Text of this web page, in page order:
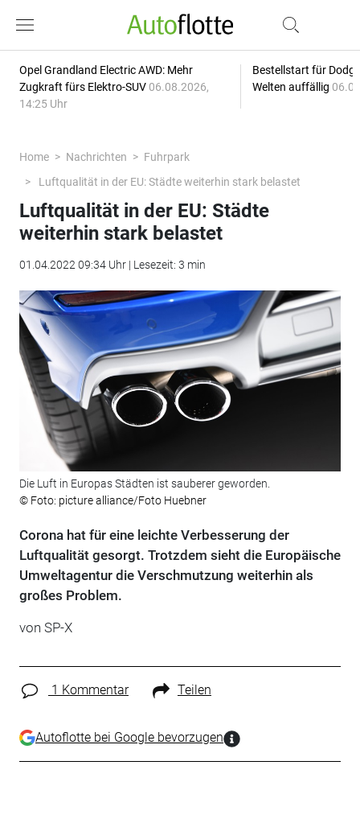
Opel Grandland Electric AWD: Mehr
Zugkraft fürs Elektro-SUV 06.08.2026,
14:25 Uhr
Bestellstart für
Welten auffällig
Home Nachrichten
Fuhrpark
Luftqualität in der EU: Städte weiterhin stark belastet
Luftqualität in der EU: Städte
weiterhin stark belastet
01.04.2022 09:34 Uhr | Lesezeit: 3 min
Die Luft in Europas Städten ist sauberer geworden.
© Foto: picture alliance/Foto Huebner
Corona hat für eine leichte Verbesserung der
Luftqualität gesorgt. Trotzdem sieht die Europäische
Umweltagentur die Verschmutzung weiterhin als
großes Problem.
von SP-X
1 Kommentar Teilen
Autoflotte bei Google bevorzugen